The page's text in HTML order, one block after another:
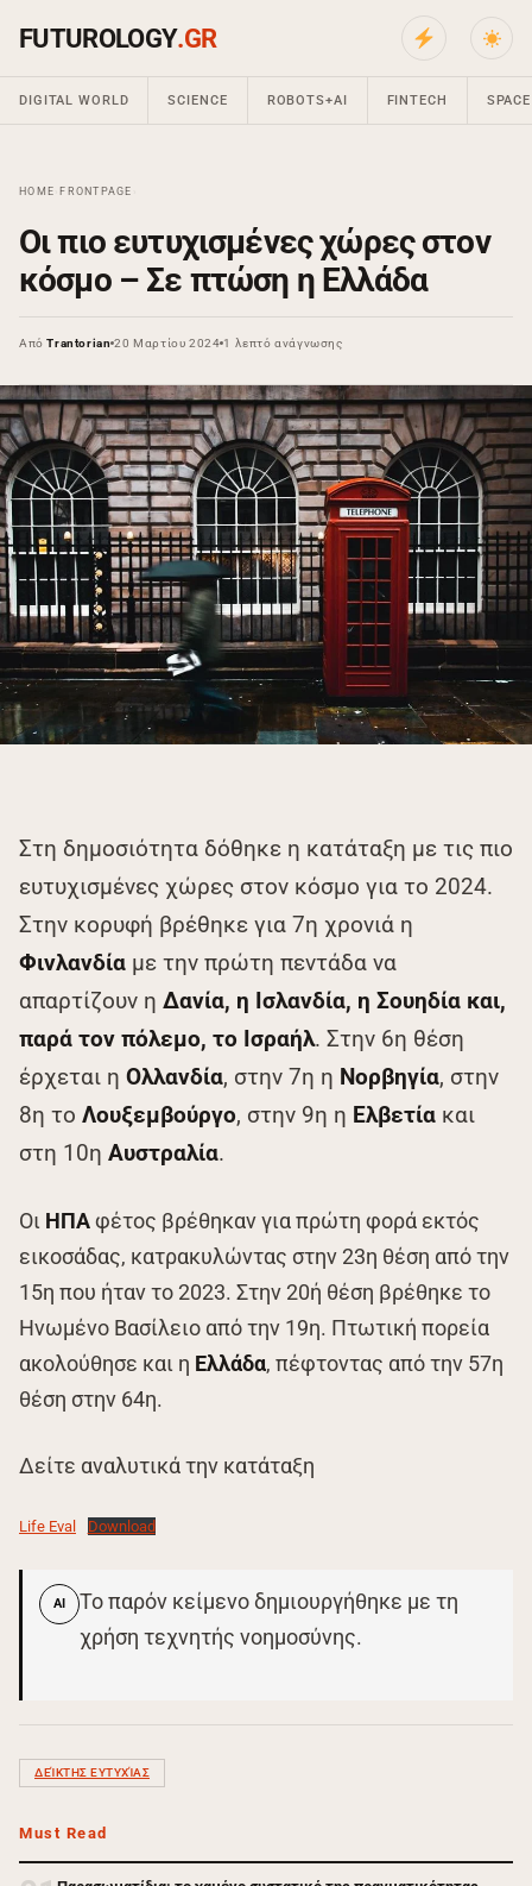
FUTUROLOGY.GR
DIGITAL WORLD SCIENCE ROBOTS+AI FINTECH SPACE
HOME FRONTPAGE
Οι πιο ευτυχισμένες χώρες στον
κόσμο – Σε πτώση η Ελλάδα
ΑπόTrantorian 20 Μαρτίου 2024 1 λεπτό ανάγνωσης
Στη δημοσιότητα δόθηκε η κατάταξη με τις πιο
ευτυχισμένες χώρες στον κόσμο για το 2024.
Στην κορυφή βρέθηκε για 7η χρονιά η
Φινλανδία με την πρώτη πεντάδα να
απαρτίζουν η Δανία, η Ισλανδία, η Σουηδία και,
παρά τον πόλεμο, το Ισραήλ. Στην 6η θέση
έρχεται η Ολλανδία, στην 7η η Νορβηγία, στην
8η το Λουξεμβούργο, στην 9η η Ελβετία και
στη 10η Αυστραλία.
Οι ΗΠΑφέτος βρέθηκαν για πρώτη φορά εκτός
εικοσάδας, κατρακυλώντας στην 23η θέση από την
15η που ήταν το 2023. Στην 20ή θέση βρέθηκε το
Ηνωμένο Βασίλειο από την 19η. Πτωτική πορεία
ακολούθησε και η Ελλάδα, πέφτοντας από την 57η
θέση στην 64η.
Δείτε αναλυτικά την κατάταξη
Life Eval Download
AI
Το παρόν κείμενο δημιουργήθηκε με τη
χρήση τεχνητής νοημοσύνης.
ΔΕΊΚΤΗΣ ΕΥΤΥΧΊΑΣ
Must Read